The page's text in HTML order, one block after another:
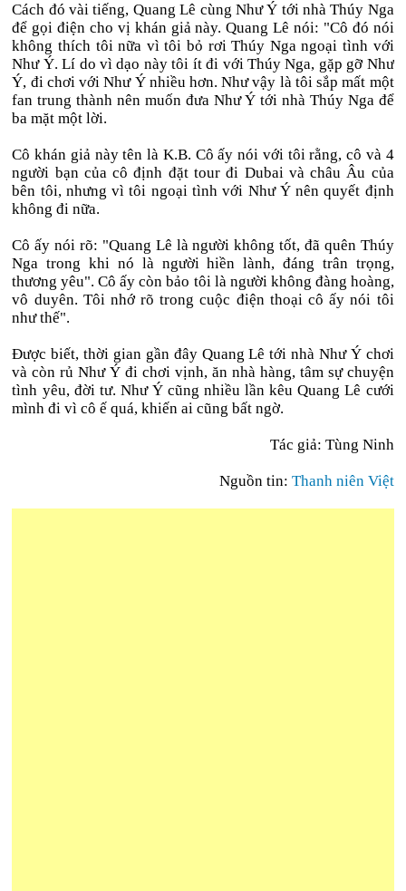
Cách đó vài tiếng, Quang Lê cùng Như Ý tới nhà Thúy Nga
để gọi điện cho vị khán giả này. Quang Lê nói: "Cô đó nói
không thích tôi nữa vì tôi bỏ rơi Thúy Nga ngoại tình với
Như Ý. Lí do vì dạo này tôi ít đi với Thúy Nga, gặp gỡ Như
Ý, đi chơi với Như Ý nhiều hơn. Như vậy là tôi sắp mất một
fan trung thành nên muốn đưa Như Ý tới nhà Thúy Nga để
ba mặt một lời.
Cô khán giả này tên là K.B. Cô ấy nói với tôi rằng, cô và 4
người bạn của cô định đặt tour đi Dubai và châu Âu của
bên tôi, nhưng vì tôi ngoại tình với Như Ý nên quyết định
không đi nữa.
Cô ấy nói rõ: "Quang Lê là người không tốt, đã quên Thúy
Nga trong khi nó là người hiền lành, đáng trân trọng,
thương yêu". Cô ấy còn bảo tôi là người không đàng hoàng,
vô duyên. Tôi nhớ rõ trong cuộc điện thoại cô ấy nói tôi
như thế".
Được biết, thời gian gần đây Quang Lê tới nhà Như Ý chơi
và còn rủ Như Ý đi chơi vịnh, ăn nhà hàng, tâm sự chuyện
tình yêu, đời tư. Như Ý cũng nhiều lần kêu Quang Lê cưới
mình đi vì cô ế quá, khiến ai cũng bất ngờ.
Tác giả: Tùng Ninh
Nguồn tin: Thanh niên Việt